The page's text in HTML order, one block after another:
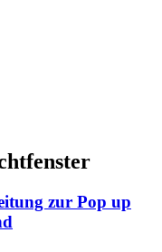
zur Pop up